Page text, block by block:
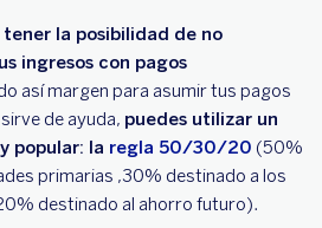
tener la posibilidad de no
ingresos con pagos
así margen para asumir tus pagos
de ayuda, puedes utilizar un
popular: la regla 50/30/20 (50%
primarias ,30% destinado a los
destinado al ahorro futuro).